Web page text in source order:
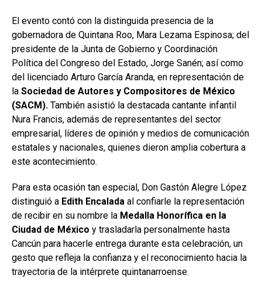
El evento contó con la distinguida presencia de la
gobernadora de Quintana Roo, Mara Lezama Espinosa; del
presidente de la Junta de Gobierno y Coordinación
Política del Congreso del Estado, Jorge Sanén; así como
del licenciado Arturo García Aranda, en representación de
la Sociedad de Autores y Compositores de México
(SACM). También asistió la destacada cantante infantil
Nura Francis, además de representantes del sector
empresarial, líderes de opinión y medios de comunicación
estatales y nacionales, quienes dieron amplia cobertura a
este acontecimiento.
Para esta ocasión tan especial, Don Gastón Alegre López
distinguió a Edith Encalada al confiarle la representación
de recibir en su nombre la Medalla Honorífica en la
Ciudad de México y trasladarla personalmente hasta
Cancún para hacerle entrega durante esta celebración, un
gesto que refleja la confianza y el reconocimiento hacia la
trayectoria de la intérprete quintanarroense.